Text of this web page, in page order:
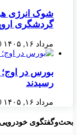
شوک انرژی
گردشگری
مرداد ۱۶, ۱۴۰۵
بورس در
رسیدند
مرداد ۱۶, ۱۴۰۵
بحث‌وگفتگوی خودرویی